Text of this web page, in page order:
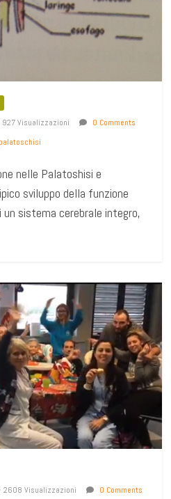
927 Visualizzazioni
0 Comments
nelle Palatoshisi e
sviluppo della funzione
sistema cerebrale integro,
2608 Visualizzazioni
0 Comments